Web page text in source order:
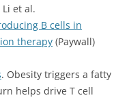
et al.
B cells in
therapy (Paywall)
. Obesity triggers a fatty
helps drive T cell